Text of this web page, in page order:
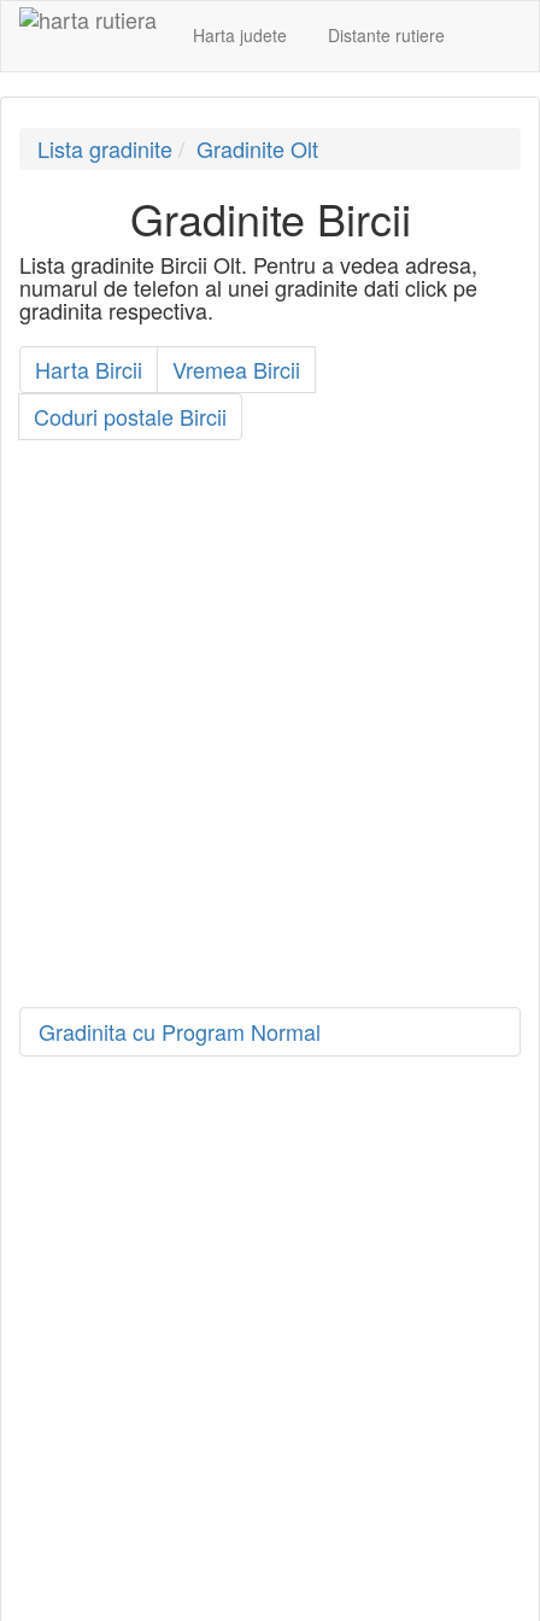
Harta judete Distante rutiere
Lista gradinite Gradinite Olt
Gradinite Bircii
Lista gradinite Bircii Olt. Pentru a vedea adresa,
numarul de telefon al unei gradinite dati click pe
gradinita respectiva.
Harta Bircii
Vremea Bircii
Coduri postale Bircii
Gradinita cu Program Normal